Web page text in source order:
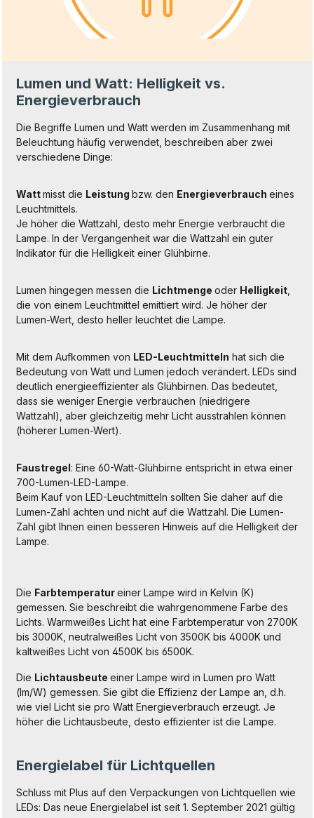
Lumen und Watt: Helligkeit vs.
Energieverbrauch
Die Begriffe Lumen und Watt werden im Zusammenhang mit
Beleuchtung häufig verwendet, beschreiben aber zwei
verschiedene Dinge:
Wattmisst die Leistung bzw. den Energieverbrauch eines
Leuchtmittels.
Je höher die Wattzahl, desto mehr Energie verbraucht die
Lampe. In der Vergangenheit war die Wattzahl ein guter
Indikator für die Helligkeit einer Glühbirne.
Lumen hingegen messen die Lichtmenge oder Helligkeit,
die von einem Leuchtmittel emittiert wird. Je höher der
Lumen-Wert, desto heller leuchtet die Lampe.
Mit dem Aufkommen von LED-Leuchtmitteln hat sich die
Bedeutung von Watt und Lumen jedoch verändert. LEDs sind
deutlich energieeffizienter als Glühbirnen. Das bedeutet,
dass sie weniger Energie verbrauchen (niedrigere
Wattzahl), aber gleichzeitig mehr Licht ausstrahlen können
(höherer Lumen-Wert).
Faustregel: Eine 60-Watt-Glühbirne entspricht in etwa einer
700-Lumen-LED-Lampe.
Beim Kauf von LED-Leuchtmitteln sollten Sie daher auf die
Lumen-Zahl achten und nicht auf die Wattzahl. Die Lumen-
Zahl gibt Ihnen einen besseren Hinweis auf die Helligkeit der
Lampe.
Die Farbtemperatureiner Lampe wird in Kelvin (K)
gemessen. Sie beschreibt die wahrgenommene Farbe des
Lichts. Warmweißes Licht hat eine Farbtemperatur von 2700K
bis 3000K, neutralweißes Licht von 3500K bis 4000K und
kaltweißes Licht von 4500K bis 6500K.
Die Lichtausbeute einer Lampe wird in Lumen pro Watt
(lm/W) gemessen. Sie gibt die Effizienz der Lampe an, d.h.
wie viel Licht sie pro Watt Energieverbrauch erzeugt. Je
höher die Lichtausbeute, desto effizienter ist die Lampe.
Energielabel für Lichtquellen
Schluss mit Plus auf den Verpackungen von Lichtquellen wie
LEDs: Das neue Energielabel ist seit 1. September 2021 gültig